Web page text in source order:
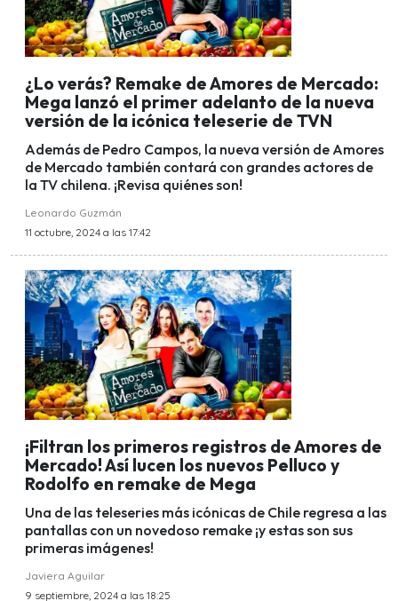
¿Lo verás? Remake de Amores de Mercado:
Mega lanzó el primer adelanto de la nueva
versión de la icónica teleserie de TVN
Además de Pedro Campos, la nueva versión de Amores
de Mercado también contará con grandes actores de
la TV chilena. ¡Revisa quiénes son!
Leonardo Guzmán
11 octubre, 2024 a las 17:42
¡Filtran los primeros registros de Amores de
Mercado! Así lucen los nuevos Pelluco y
Rodolfo en remake de Mega
Una de las teleseries más icónicas de Chile regresa a las
pantallas con un novedoso remake ¡y estas son sus
primeras imágenes!
Javiera Aguilar
9 septiembre, 2024 a las 18:25